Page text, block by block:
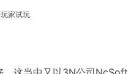
家试玩